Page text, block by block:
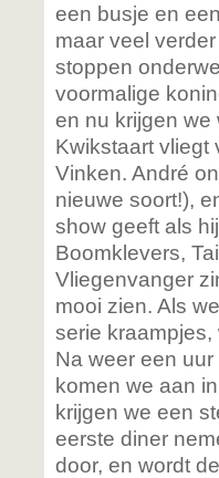
een busje en
maar veel
stoppen
voormalige
en nu krijgen we
Kwikstaart vliegt
Vinken. André
nieuwe soort!),
show geeft als
Boomklevers,
Vliegenvanger
mooi zien. Als
serie
Na weer een
komen we aan
krijgen we een
eerste diner
door, en wordt